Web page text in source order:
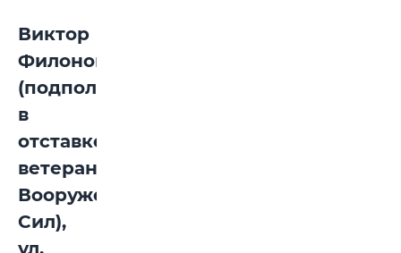
Виктор
Филонов
(подполковник
в
отставке,
ветеран
Вооруженных
Сил),
ул.